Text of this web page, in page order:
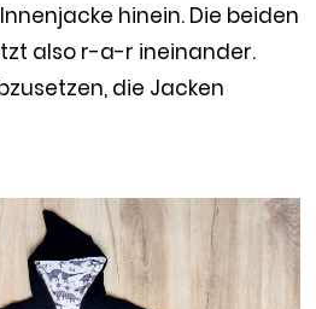
hinein. Die beiden
also r-a-r ineinander.
die Jacken